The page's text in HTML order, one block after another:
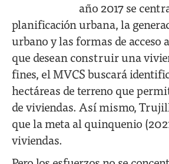
año 2017 se
planificación urbana, la
urbano y las formas de acceso
que desean construir una
fines, el MVCS buscará
hectáreas de terreno que
de viviendas. Así mismo,
que la meta al quinquenio
viviendas.